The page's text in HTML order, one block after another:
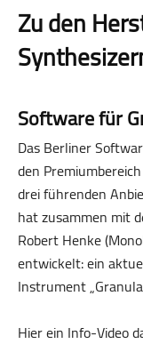
Zu den
Software für
Das Berliner
den
drei führenden
hat zusammen mit
Robert Henke
entwickelt: ein
Instrument
Hier ein Info-Video